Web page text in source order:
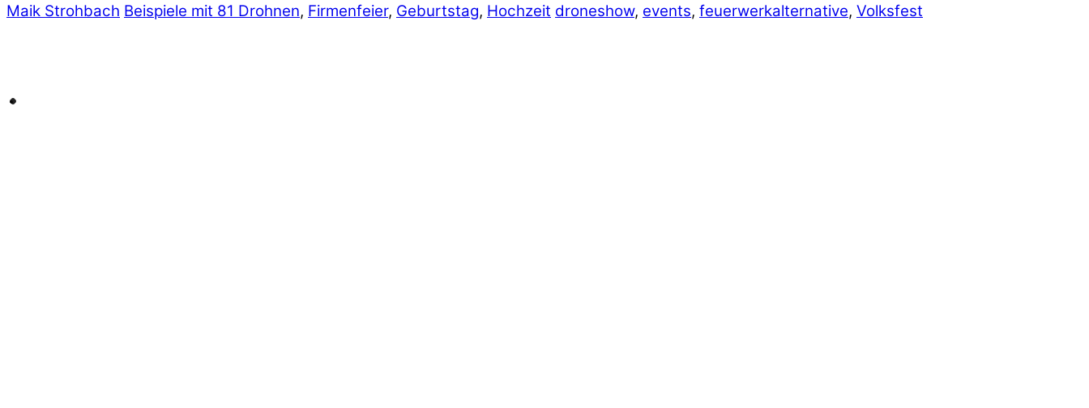
Maik Strohbach Beispiele mit 81 Drohnen, Firmenfeier, Geburtstag, Hochzeit droneshow, events, feuerwerkalternative, Volksfest